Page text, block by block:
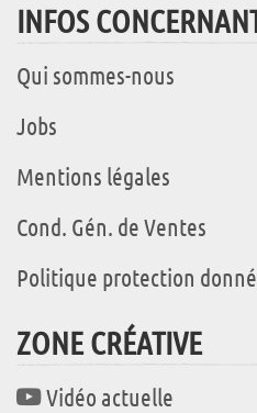
INFOS
Qui sommes-nous
Jobs
Mentions légales
Cond. Gén. de Ventes
Politique protection
ZONE CRÉATIVE
Vidéo actuelle